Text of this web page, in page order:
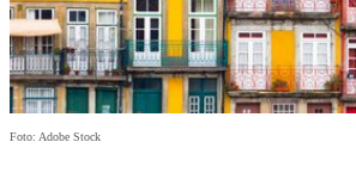
Foto: Adobe Stock